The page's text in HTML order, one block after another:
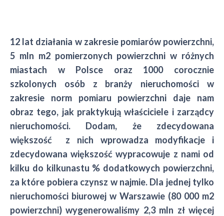
12 lat działania w zakresie pomiarów powierzchni,
5 mln m2 pomierzonych powierzchni w różnych
miastach w Polsce oraz 1000 corocznie
szkolonych osób z branży nieruchomości w
zakresie norm pomiaru powierzchni daje nam
obraz tego, jak praktykują właściciele i zarządcy
nieruchomości. Dodam, że zdecydowana
większość z nich wprowadza modyfikacje i
zdecydowana większość wypracowuje z nami od
kilku do kilkunastu % dodatkowych powierzchni,
za które pobiera czynsz w najmie. Dla jednej tylko
nieruchomości biurowej w Warszawie (80 000 m2
powierzchni) wygenerowaliśmy 2,3 mln zł więcej